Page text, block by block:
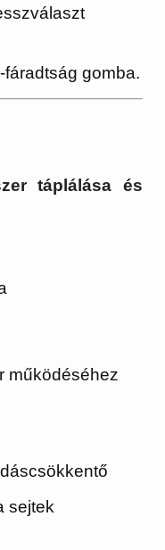
gomba.
táplálása és
működéséhez
sejtek